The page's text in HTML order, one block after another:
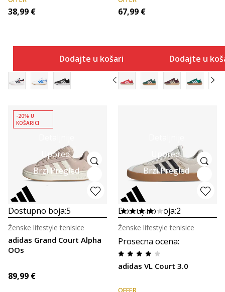
38,99 €
Dodajte u košaricu
67,99 €
Dodajte u
Uporedi
Brzi Pregled
-20% U
KOŠARICI
Dostupno boja:5
adidas Grand Court Alpha
OOs
Ženske lifestyle tenisice
89,99 €
Uporedi
Brzi Pregled
Dostupno boja:2
Prosecna ocena:
adidas VL Court 3.0
Ženske lifestyle tenisice
OFFER